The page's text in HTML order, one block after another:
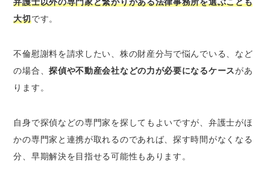
弁護士以外の専門家と繋がりがある法律事務所を選ぶことも
大切です。
不倫慰謝料を請求したい、株の財産分与で悩んでいる、など
の場合、探偵や不動産会社などの力が必要になるケースがあ
ります。
自身で探偵などの専門家を探してもよいですが、弁護士がほ
かの専門家と連携が取れるのであれば、探す時間がなくなる
分、早期解決を目指せる可能性もあります。